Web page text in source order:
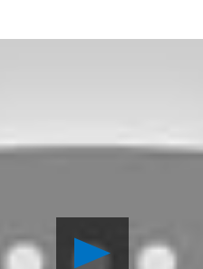
Reproducir
Video